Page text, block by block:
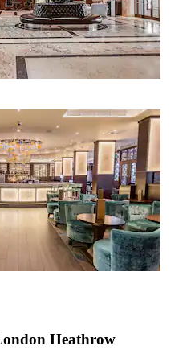
Heathrow